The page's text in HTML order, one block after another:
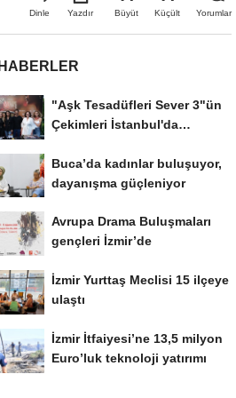
Dinle Yazdır Büyüt Küçült Yorumlar
"Aşk Tesadüfleri Sever 3"ün
Çekimleri İstanbul'da
Buca’da kadınlar buluşuyor,
dayanışma güçleniyor
Avrupa Drama Buluşmaları
gençleri İzmir’de
İzmir Yurttaş Meclisi 15 ilçeye
ulaştı
İzmir İtfaiyesi’ne 13,5 milyon
Euro’luk teknoloji yatırımı